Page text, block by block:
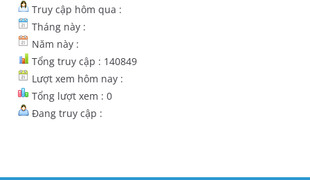
Truy cập hôm qua :
Tháng này :
Năm này :
Tổng truy cập : 140849
Lượt xem hôm nay :
Tổng lượt xem : 0
Đang truy cập :